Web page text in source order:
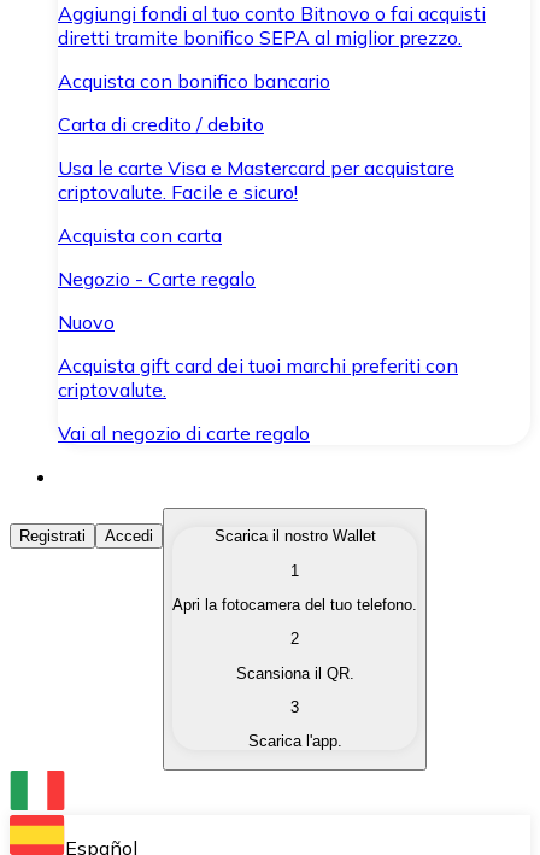
Aggiungi fondi al tuo conto Bitnovo o fai acquisti
diretti tramite bonifico SEPA al miglior prezzo.
Acquista con bonifico bancario
Carta di credito / debito
Usa le carte Visa e Mastercard per acquistare
criptovalute. Facile e sicuro!
Acquista con carta
Negozio - Carte regalo
Nuovo
Acquista gift card dei tuoi marchi preferiti con
criptovalute.
Vai al negozio di carte regalo
Acquista Criptovalute
Acquista le criptovalute che ti interessano in modo
Converti le tue criptovalute in valuta fiat quando ne
Scambia una criptovaluta con un'altra
Conserva le tue cripto in un Wallet self-custodial.
Registrati Accedi
Scarica il nostro Wallet
1
Apri la fotocamera del tuo telefono.
2
Scansiona il QR.
3
Scarica l'app.
Español